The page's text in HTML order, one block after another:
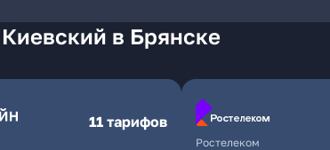
в Брянске
11 тарифов
Ростелеком